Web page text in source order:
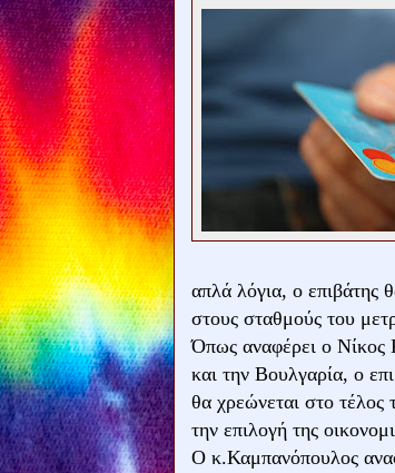
απλά λόγια, ο επιβάτης
στους σταθμούς του
Όπως αναφέρει ο Νίκος
και την Βουλγαρία, ο
θα χρεώνεται στο τέλος
την επιλογή της
Ο κ.Καμπανόπουλος